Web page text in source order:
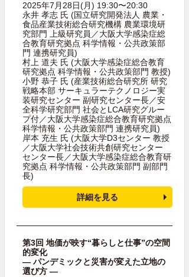
2025年7月28日(月) 19:30〜20:30
永井 孝志 氏 (国立研究開発法人 農業・
食品産業技術総合研究機構 農業環境研
究部門 上級研究員／大阪大学感染症総
合教育研究拠点 科学情報・公共政策部
門 連携研究員)
村上 道夫 氏 (大阪大学感染症総合教育
研究拠点 科学情報・公共政策部門 教授)
小野 恭子 氏 (産業技術総合研究所 研究
戦略本部 サーキュラーテクノロジー実
装研究センター 副研究センター長／安
全科学研究部門 社会とLCA研究グルー
プ付／大阪大学感染症総合教育研究拠点
科学情報・公共政策部門 連携研究員)
岸本 充生 氏 (大阪大学D3センター 教授
／大阪大学社会技術共創研究センター
センター長／大阪大学感染症総合教育研
究拠点 科学情報・公共政策部門 副部門
長)
詳細を見る
第3回 地価が映す“暮らしと仕事”の空間
的変化
― パンデミックと災害が変えた立地の
選び方 ―